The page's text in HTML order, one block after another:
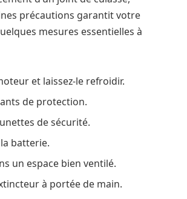
précautions garantit votre
mesures essentielles à
et laissez-le refroidir.
de protection.
de sécurité.
batterie.
un espace bien ventilé.
à portée de main.